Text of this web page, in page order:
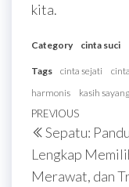
kita.
Category cinta suci
Tags cinta sejati
harmonis
kasih sayang
Post
Previous
Post
PREVIOUS
Sepatu:
Lengkap
Merawat, dan